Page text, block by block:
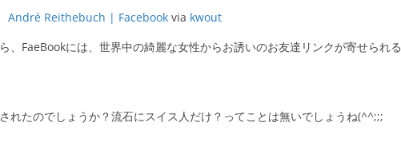
André Reithebuch | Facebook via kwout
、FaeBookには、世界中の綺麗な女性からお誘いのお友達リンクが寄せられる
れたのでしょうか？流石にスイス人だけ？ってことは無いでしょうね(^^;;;